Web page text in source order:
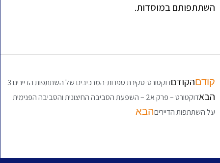
השתתפותם במוסדות.
קודםהקודםדוקטורט-סקירת ספרות-המרכיבים של השתתפות הדיירים 3
הבא
דוקטורט – פרק א2 – השפעת הסביבה החיצונית והסביבה הפנימית
על השתתפות הדייריםהבא